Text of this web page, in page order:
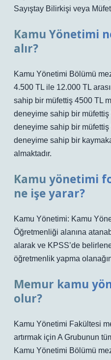
Sayıştay Bilirkişi veya
Kamu Yönetimi
alır?
Kamu Yönetimi Bölümü
4.500 TL ile 12.000 TL
sahip bir müfettiş 4500 TL
deneyime sahip bir müfettiş
deneyime sahip bir müfettiş
deneyime sahip bir
almaktadır.
Kamu yönetimi
ne işe yarar?
Kamu Yönetimi: Kamu
Öğretmenliği alanına
alarak ve KPSS’de
öğretmenlik yapma
Memur kamu
olur?
Kamu Yönetimi Fakültesi
artırmak için A Grubunun
Kamu Yönetimi Bölümü